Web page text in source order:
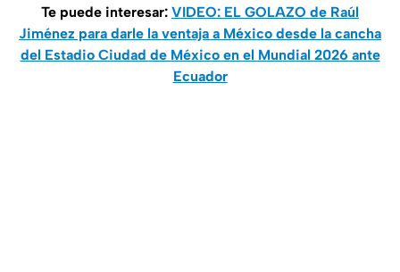
Te puede interesar: VIDEO: EL GOLAZO de Raúl
Jiménez para darle la ventaja a México desde la cancha
del Estadio Ciudad de México en el Mundial 2026 ante
Ecuador